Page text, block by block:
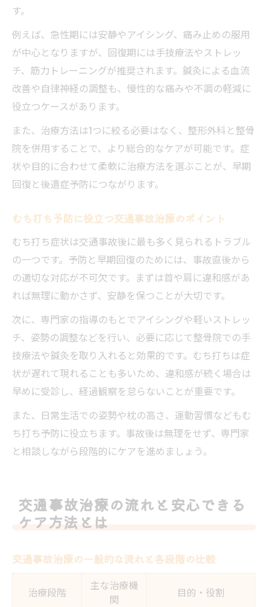
す。
例えば、急性期には安静やアイシング、痛み止めの服用
が中心となりますが、回復期には手技療法やストレッ
チ、筋力トレーニングが推奨されます。鍼灸による血流
改善や自律神経の調整も、慢性的な痛みや不調の軽減に
役立つケースがあります。
また、治療方法は1つに絞る必要はなく、整形外科と整骨
院を併用することで、より総合的なケアが可能です。症
状や目的に合わせて柔軟に治療方法を選ぶことが、早期
回復と後遺症予防につながります。
むち打ち予防に役立つ交通事故治療のポイント
むち打ち症状は交通事故後に最も多く見られるトラブル
の一つです。予防と早期回復のためには、事故直後から
の適切な対応が不可欠です。まずは首や肩に違和感があ
れば無理に動かさず、安静を保つことが大切です。
次に、専門家の指導のもとでアイシングや軽いストレッ
チ、姿勢の調整などを行い、必要に応じて整骨院での手
技療法や鍼灸を取り入れると効果的です。むち打ちは症
状が遅れて現れることも多いため、違和感が続く場合は
早めに受診し、経過観察を怠らないことが重要です。
また、日常生活での姿勢や枕の高さ、運動習慣などもむ
ち打ち予防に役立ちます。事故後は無理をせず、専門家
と相談しながら段階的にケアを進めましょう。
交通事故治療の流れと安心できる
ケア方法とは
交通事故治療の一般的な流れと各段階の比較
治療段階
主な治療機
関
目的・役割